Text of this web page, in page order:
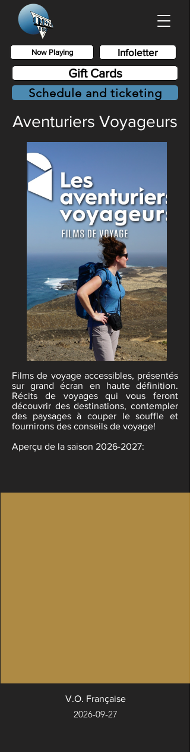
Infoletter
Gift Cards
Schedule and ticketing
Now Playing
Aventuriers Voyageurs
Films de voyage accessibles, présentés
sur grand écran en haute définition.
Récits de voyages qui vous feront
découvrir des destinations, contempler
des paysages à couper le souffle et
fournirons des conseils de voyage!​
Aperçu de la saison 2026-2027:
V.O. Française
2026-09-27